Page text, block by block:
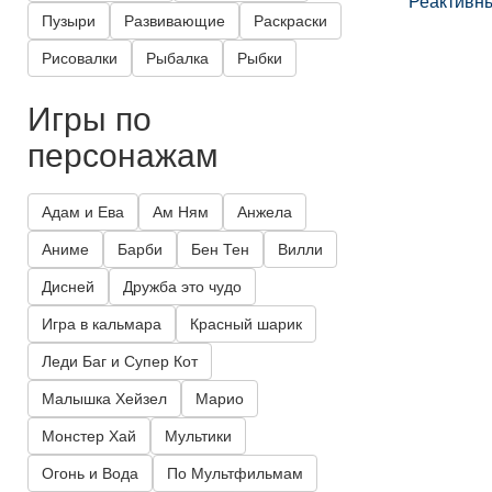
Пузыри Развивающие Раскраски
Рисовалки Рыбалка Рыбки
Игры по
персонажам
Адам и Ева Ам Ням Анжела
Аниме Барби Бен Тен Вилли
Дисней Дружба это чудо
Игра в кальмара Красный шарик
Леди Баг и Супер Кот
Малышка Хейзел Марио
Монстер Хай Мультики
Огонь и Вода По Мультфильмам